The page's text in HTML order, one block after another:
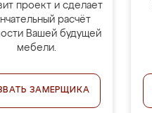
проект и сделает
расчёт
Вашей будущей
мебели.
ЗАМЕРЩИКА